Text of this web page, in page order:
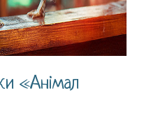
«Анімал